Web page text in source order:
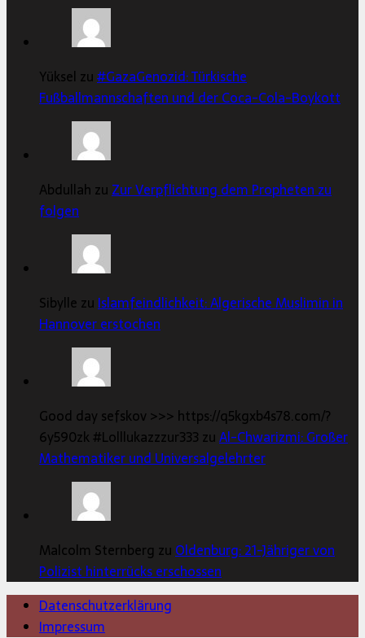
Yüksel zu#GazaGenozid: Türkische
Fußballmannschaften und der Coca-Cola-Boykott
Abdullah zu Zur Verpflichtung dem Propheten zu
folgen
Sibylle zu Islamfeindlichkeit: Algerische Muslimin in
Hannover erstochen
Good day sefskov >>> https://q5kgxb4s78.com/?
6y590zk #Lolllukazzzur333 zuAl-Chwarizmi: Großer
Mathematiker und Universalgelehrter
Malcolm Sternberg zu Oldenburg: 21-Jähriger von
Polizist hinterrücks erschossen
Datenschutzerklärung
Impressum